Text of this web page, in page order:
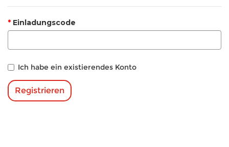
Einladungscode
Ich habe ein existierendes Konto
Registrieren